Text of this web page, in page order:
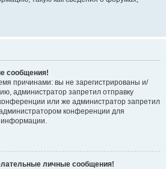
сообщения!
причинами: вы не зарегистрированы и/
администратор запретил отправку
или же администратор запретил
конференции для
информации.
личные сообщения!